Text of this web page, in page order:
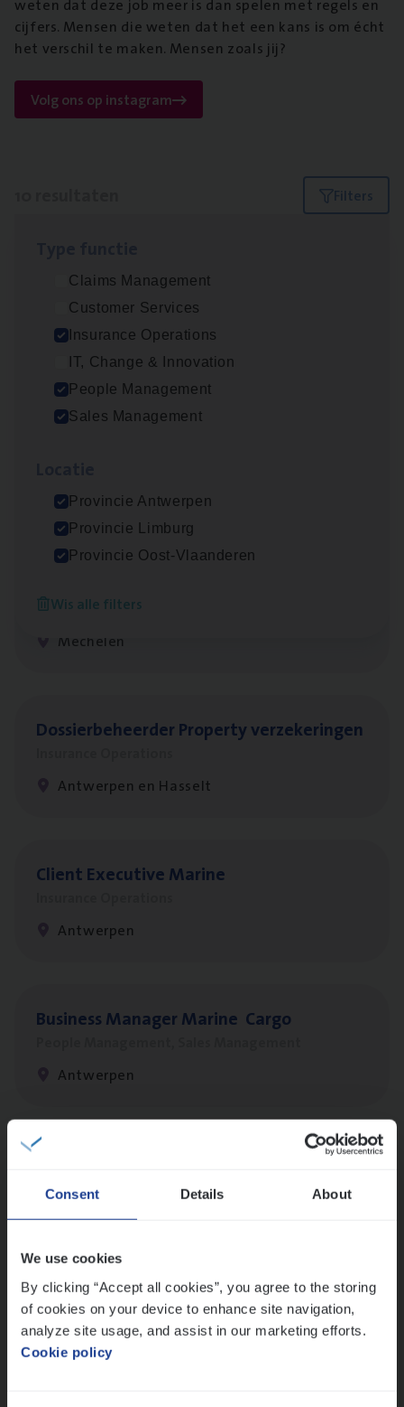
Consent Details About
We use cookies
By clicking “Accept all cookies”, you agree to the storing
of cookies on your device to enhance site navigation,
analyze site usage, and assist in our marketing efforts.
Cookie policy
cijfers. Mensen die weten dat het een kans is om écht
het verschil te maken. Mensen zoals jij?
Volg ons op instagram
Filters
Claims Management
Customer Services
Insurance Operations
IT, Change & Innovation
People Management
Sales Management
Provincie Antwerpen
Provincie Limburg
Provincie Oost-Vlaanderen
Wis alle filters
Insu­ran­ce Bro­ker Trans­port
Antwerpen
Dos­sier­be­heer­der Gewaar­borgd Inkomen
Dos­sier­be­heer­der Onder­ne­min­gen Van­b­
Insurance Operations
Mechelen
Dos­sier­be­heer­der Pro­per­ty verzekeringen
Antwerpen en Hasselt
Client Exe­cu­ti­ve Marine
Antwerpen
Busi­ness Mana­ger Mari­ne Cargo
Antwerpen
Sales Management
Antwerpen
Insu­ran­ce Bro­kerKMO
Sales Management
Antwerpen